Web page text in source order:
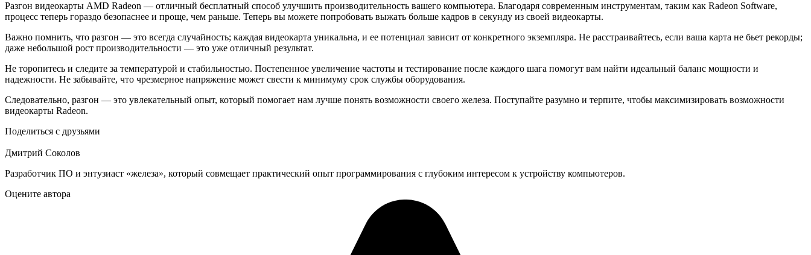
Разгон видеокарты AMD Radeon — отличный бесплатный способ улучшить производительность вашего компьютера. Благодаря современным инструментам, таким как Radeon Software,
процесс теперь гораздо безопаснее и проще, чем раньше. Теперь вы можете попробовать выжать больше кадров в секунду из своей видеокарты.
Важно помнить, что разгон — это всегда случайность; каждая видеокарта уникальна, и ее потенциал зависит от конкретного экземпляра. Не расстраивайтесь, если ваша карта не бьет рекорды;
даже небольшой рост производительности — это уже отличный результат.
Не торопитесь и следите за температурой и стабильностью. Постепенное увеличение частоты и тестирование после каждого шага помогут вам найти идеальный баланс мощности и
надежности. Не забывайте, что чрезмерное напряжение может свести к минимуму срок службы оборудования.
Следовательно, разгон — это увлекательный опыт, который помогает нам лучше понять возможности своего железа. Поступайте разумно и терпите, чтобы максимизировать возможности
видеокарты Radeon.
Поделиться с друзьями
Дмитрий Соколов
Разработчик ПО и энтузиаст «железа», который совмещает практический опыт программирования с глубоким интересом к устройству компьютеров.
Оцените автора